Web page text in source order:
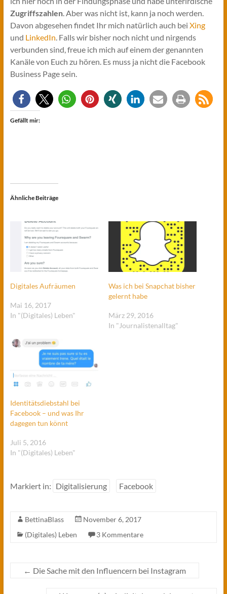
Zugriffszahlen. Aber was nicht ist, kann ja noch werden.
Davon abgesehen findet Ihr mich natürlich auch bei Xing
und LinkedIn. Falls wir bisher noch nicht und nirgends
verbunden sind, freue ich mich auf einem der genannten
Kanäle von Euch zu hören. Es muss ja nicht die Facebook
Business Page sein.
Gefällt mir:
Ähnliche Beiträge
Digitales Aufräumen
Mai 16, 2017
In "(Digitales) Leben"
Was ich bei Snapchat bisher
gelernt habe
März 29, 2016
In "Journalistenalltag"
Identitätsdiebstahl bei
Facebook – und was Ihr
dagegen tun könnt
Juli 5, 2016
In "(Digitales) Leben"
Markiert in: Digitalisierung Facebook
BettinaBlass
November 6, 2017
(Digitales) Leben
3 Kommentare
← Die Sache mit den Influencern bei Instagram